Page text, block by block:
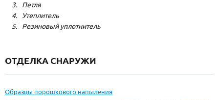
Петля
Утеплитель
Резиновый уплотнитель
ОТДЕЛКА СНАРУЖИ
Образцы порошкового напыления